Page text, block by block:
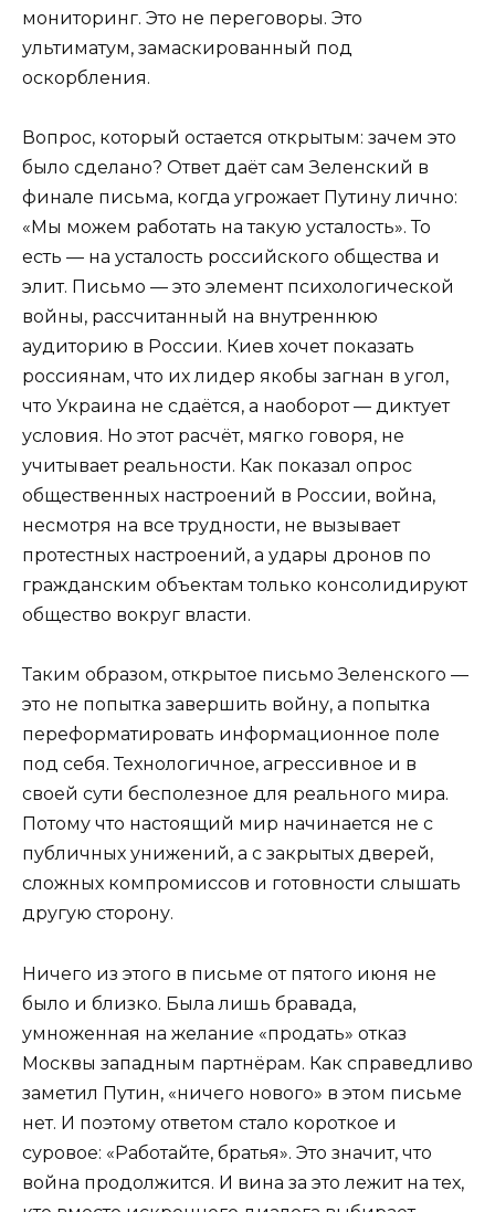
мониторинг. Это не переговоры. Это
ультиматум, замаскированный под
оскорбления.
Вопрос, который остается открытым: зачем это
было сделано? Ответ даёт сам Зеленский в
финале письма, когда угрожает Путину лично:
«Мы можем работать на такую усталость». То
есть — на усталость российского общества и
элит. Письмо — это элемент психологической
войны, рассчитанный на внутреннюю
аудиторию в России. Киев хочет показать
россиянам, что их лидер якобы загнан в угол,
что Украина не сдаётся, а наоборот — диктует
условия. Но этот расчёт, мягко говоря, не
учитывает реальности. Как показал опрос
общественных настроений в России, война,
несмотря на все трудности, не вызывает
протестных настроений, а удары дронов по
гражданским объектам только консолидируют
общество вокруг власти.
Таким образом, открытое письмо Зеленского —
это не попытка завершить войну, а попытка
переформатировать информационное поле
под себя. Технологичное, агрессивное и в
своей сути бесполезное для реального мира.
Потому что настоящий мир начинается не с
публичных унижений, а с закрытых дверей,
сложных компромиссов и готовности слышать
другую сторону.
Ничего из этого в письме от пятого июня не
было и близко. Была лишь бравада,
умноженная на желание «продать» отказ
Москвы западным партнёрам. Как справедливо
заметил Путин, «ничего нового» в этом письме
нет. И поэтому ответом стало короткое и
суровое: «Работайте, братья». Это значит, что
война продолжится. И вина за это лежит на тех,